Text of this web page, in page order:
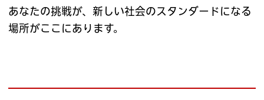
あなたの挑戦が、新しい社会のスタンダードになる
場所がここにあります。